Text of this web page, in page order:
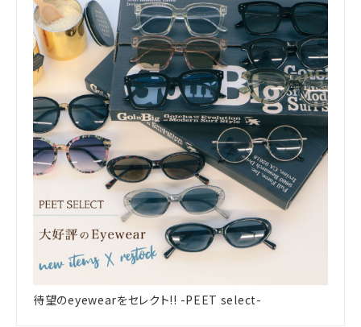
待望のeyewearをセレクト!! -PEET select-